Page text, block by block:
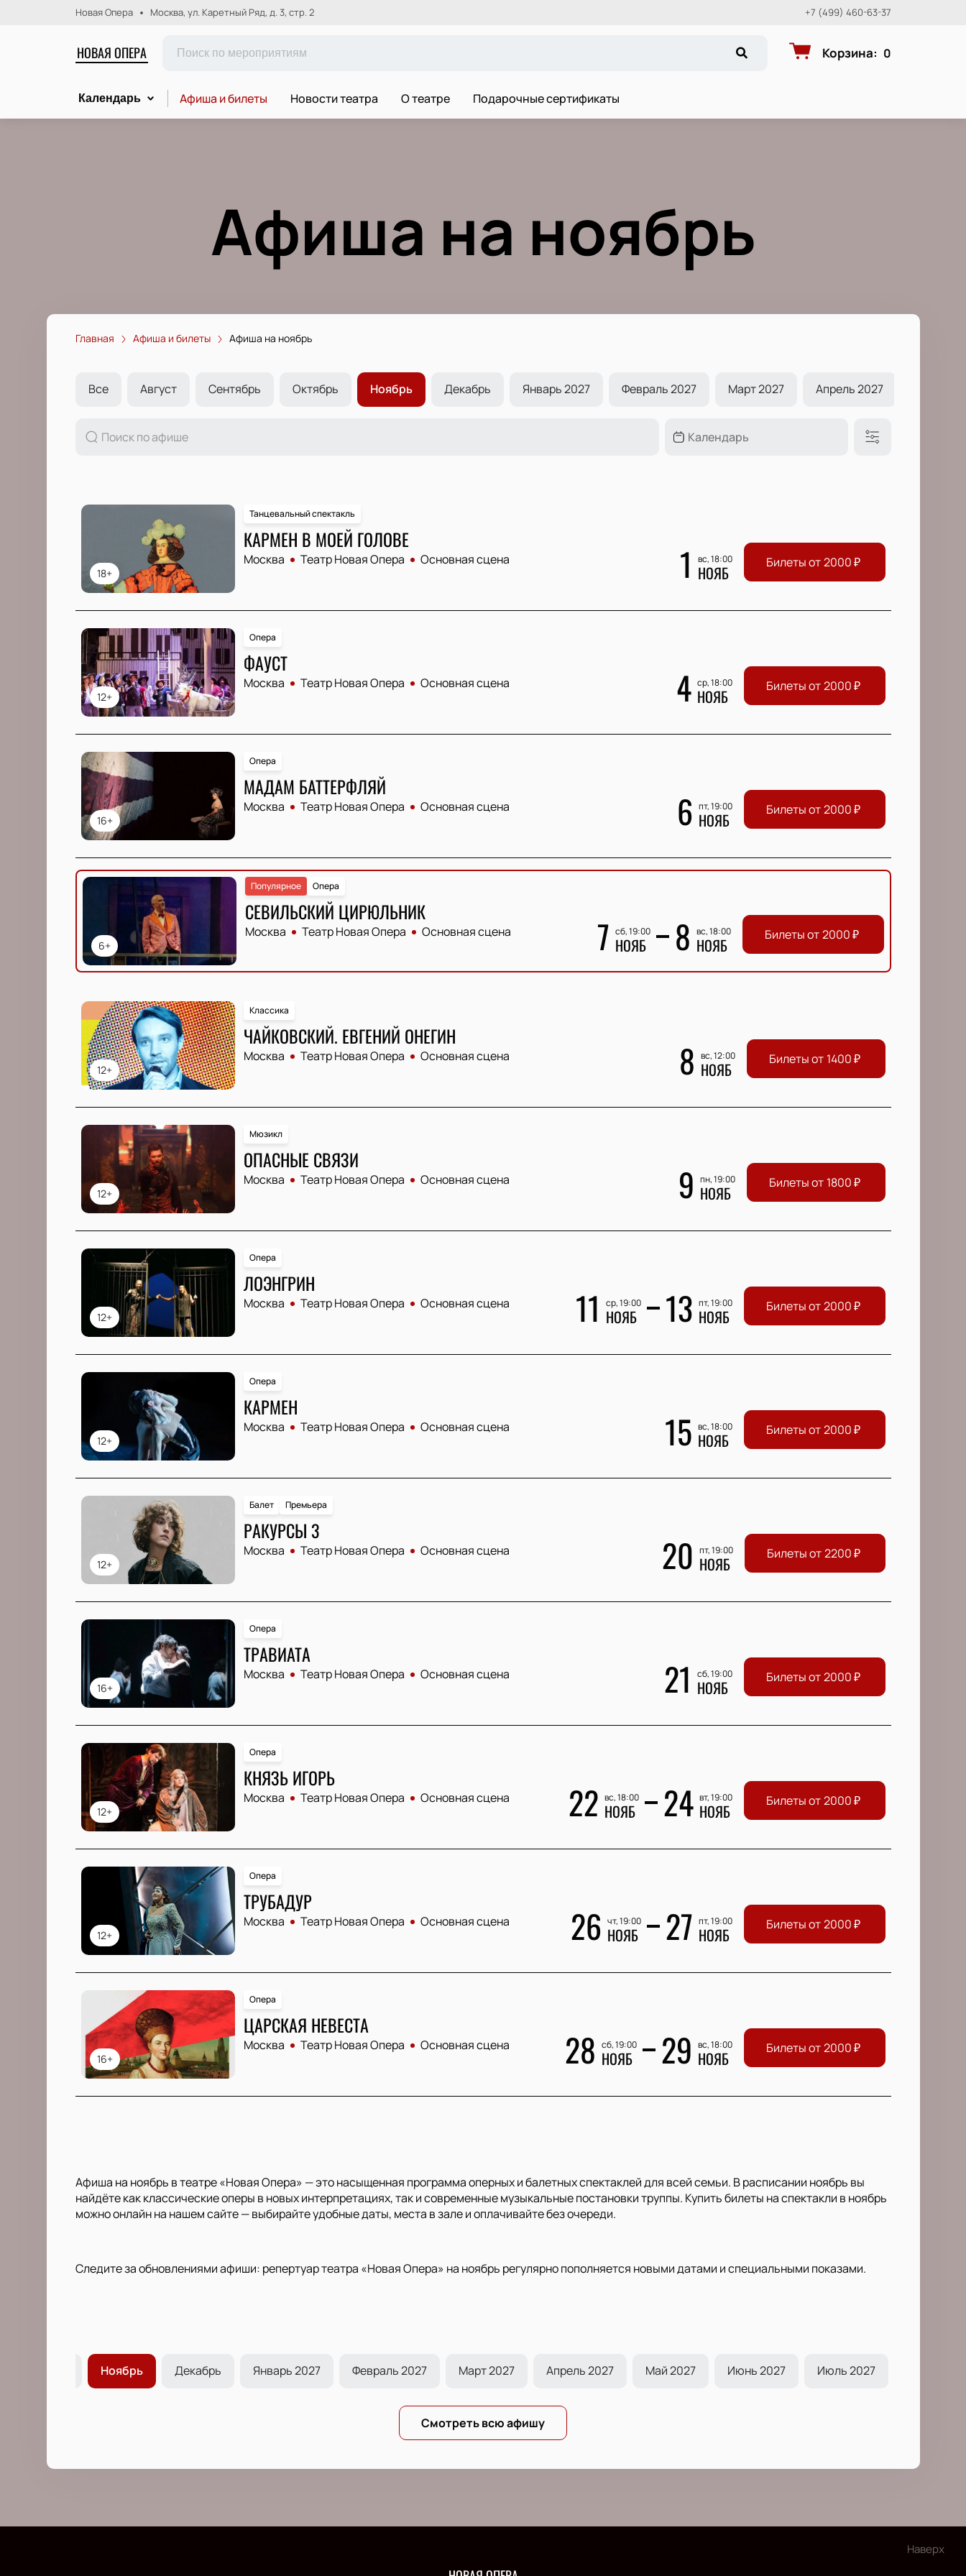
Новая Опера Москва, ул. Каретный Ряд, д. 3, стр. 2 +7 (499) 460-63-37
НОВАЯ ОПЕРА Корзина: 0
Календарь Афиша и билеты Новости театра О театре Подарочные сертификаты
Афиша на ноябрь
Главная Афиша и билеты Афиша на ноябрь
Все Август Сентябрь Октябрь Ноябрь Декабрь Январь 2027 Февраль 2027 Март 2027 Апрель 2027
18+
Танцевальный спектакль
КАРМЕН В МОЕЙ ГОЛОВЕ
Москва Театр Новая Опера Основная сцена 1 вс, 18:00
НОЯБ Билеты от 2000₽
12+
Опера
ФАУСТ
Москва Театр Новая Опера Основная сцена 4 ср, 18:00
НОЯБ Билеты от 2000₽
16+
Опера
МАДАМ БАТТЕРФЛЯЙ
Москва Театр Новая Опера Основная сцена 6 пт, 19:00
НОЯБ Билеты от 2000₽
6+
Опера
Популярное
СЕВИЛЬСКИЙ ЦИРЮЛЬНИК
Москва Театр Новая Опера Основная сцена 7 сб, 19:00
НОЯБ 8 вс, 18:00
НОЯБ Билеты от 2000₽
12+
Классика
ЧАЙКОВСКИЙ. ЕВГЕНИЙ ОНЕГИН
Москва Театр Новая Опера Основная сцена 8 вс, 12:00
НОЯБ Билеты от 1400₽
12+
Мюзикл
ОПАСНЫЕ СВЯЗИ
Москва Театр Новая Опера Основная сцена 9 пн, 19:00
НОЯБ Билеты от 1800₽
12+
Опера
ЛОЭНГРИН
Москва Театр Новая Опера Основная сцена 11 ср, 19:00
НОЯБ 13 пт, 19:00
НОЯБ Билеты от 2000₽
12+
Опера
КАРМЕН
Москва Театр Новая Опера Основная сцена 15 вс, 18:00
НОЯБ Билеты от 2000₽
12+
Балет Премьера
РАКУРСЫ 3
Москва Театр Новая Опера Основная сцена 20 пт, 19:00
НОЯБ Билеты от 2200₽
16+
Опера
ТРАВИАТА
Москва Театр Новая Опера Основная сцена 21 сб, 19:00
НОЯБ Билеты от 2000₽
12+
Опера
КНЯЗЬ ИГОРЬ
Москва Театр Новая Опера Основная сцена 22 вс, 18:00
НОЯБ 24 вт, 19:00
НОЯБ Билеты от 2000₽
12+
Опера
ТРУБАДУР
Москва Театр Новая Опера Основная сцена 26 чт, 19:00
НОЯБ 27 пт, 19:00
НОЯБ Билеты от 2000₽
16+
Опера
ЦАРСКАЯ НЕВЕСТА
Москва Театр Новая Опера Основная сцена 28 сб, 19:00
НОЯБ 29 вс, 18:00
НОЯБ Билеты от 2000₽
Афиша на ноябрь в театре «Новая Опера» — это насыщенная программа оперных и балетных спектаклей для всей семьи. В расписании ноябрь вы
найдёте как классические оперы в новых интерпретациях, так и современные музыкальные постановки труппы. Купить билеты на спектакли в ноябрь
можно онлайн на нашем сайте — выбирайте удобные даты, места в зале и оплачивайте без очереди.
Следите за обновлениями афиши: репертуар театра «Новая Опера» на ноябрь регулярно пополняется новыми датами и специальными показами.
Ноябрь Декабрь Январь 2027 Февраль 2027 Март 2027 Апрель 2027 Май 2027 Июнь 2027 Июль 2027
Смотреть всю афишу
Наверх